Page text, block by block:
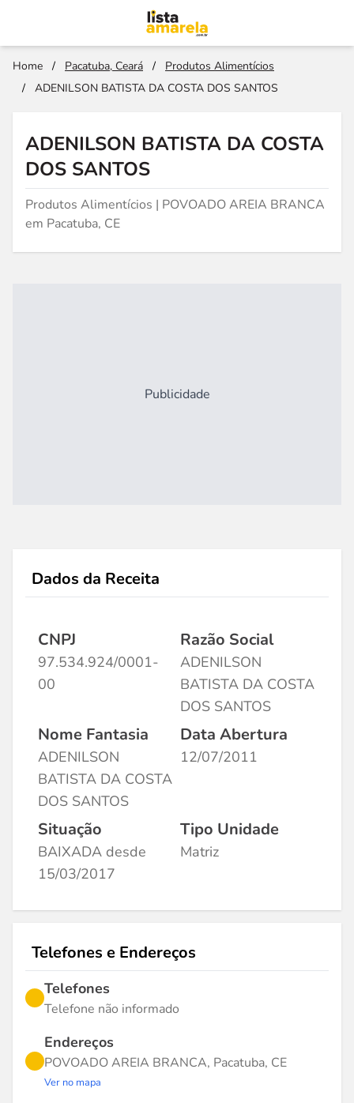
Home / Pacatuba, Ceará /
Produtos Alimentícios
/
ADENILSON BATISTA DA COSTA DOS SANTOS
ADENILSON BATISTA DA COSTA
DOS SANTOS
Produtos Alimentícios | POVOADO AREIA BRANCA
em Pacatuba, CE
Publicidade
Dados da Receita
CNPJ
97.534.924/0001-
00
Razão Social
ADENILSON
BATISTA DA COSTA
DOS SANTOS
Nome Fantasia
ADENILSON
BATISTA DA COSTA
DOS SANTOS
Data Abertura
12/07/2011
Situação
BAIXADA desde
15/03/2017
Tipo Unidade
Matriz
Telefones e Endereços
Telefones
Telefone não informado
Endereços
POVOADO AREIA BRANCA, Pacatuba, CE
Ver no mapa